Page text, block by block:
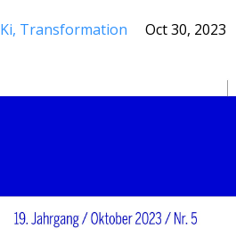
Ki Transformation Oct 30, 2023